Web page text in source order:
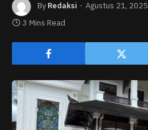
By Redaksi Agustus 21, 2025
3 Mins Read